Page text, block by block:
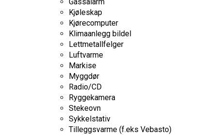
Gassalarm
Kjøleskap
Kjørecomputer
Klimaanlegg bildel
Lettmetallfelger
Luftvarme
Markise
Myggdør
Radio/CD
Ryggekamera
Stekeovn
Sykkelstativ
Tilleggsvarme (f.eks Vebasto)